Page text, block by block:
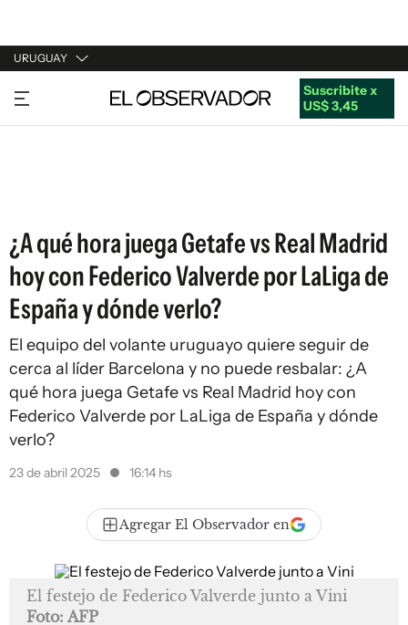
URUGUAY
URUGUAY
ARGENTINA
Suscribite x
US$ 3,45
¿A qué hora juega Getafe vs Real Madrid
hoy con Federico Valverde por LaLiga de
España y dónde verlo?
El equipo del volante uruguayo quiere seguir de
cerca al líder Barcelona y no puede resbalar: ¿A
qué hora juega Getafe vs Real Madrid hoy con
Federico Valverde por LaLiga de España y dónde
verlo?
23 de abril 2025 16:14 hs
Agregar El Observador en
El festejo de Federico Valverde junto a Vini
Foto: AFP